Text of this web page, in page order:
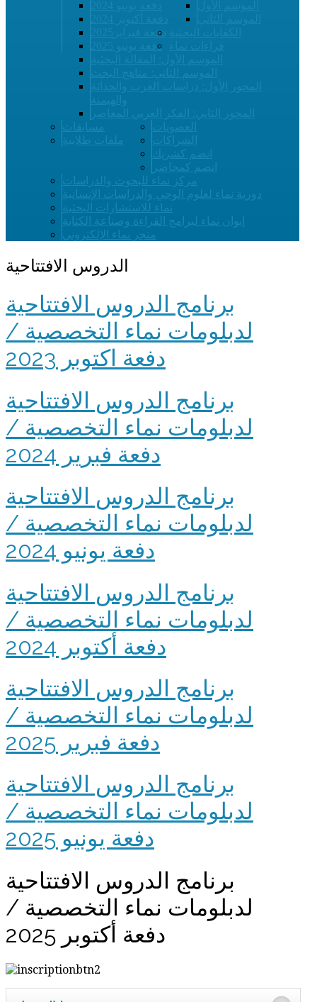
دفعة فبراير2025
دفعة يونيو 2025
انضم كمحاضر
مركز نماء للبحوث والدراسات
دورية نماء لعلوم الوحي والدراسات الإنسانية
نماء للاستشارات البحثية
إيوان نماء لبرامج القراءة وصناعة الكتابة
متجر نماء الإلكتروني
الدروس الافتتاحية
برنامج الدروس الافتتاحية
لدبلومات نماء التخصصية /
دفعة اكتوبر 2023
برنامج الدروس الافتتاحية
لدبلومات نماء التخصصية /
دفعة فبرير 2024
برنامج الدروس الافتتاحية
لدبلومات نماء التخصصية /
دفعة يونيو 2024
برنامج الدروس الافتتاحية
لدبلومات نماء التخصصية /
دفعة أكتوبر 2024
برنامج الدروس الافتتاحية
لدبلومات نماء التخصصية /
دفعة فبرير 2025
برنامج الدروس الافتتاحية
لدبلومات نماء التخصصية /
دفعة يونيو 2025
برنامج الدروس الافتتاحية
لدبلومات نماء التخصصية /
دفعة أكتوبر 2025